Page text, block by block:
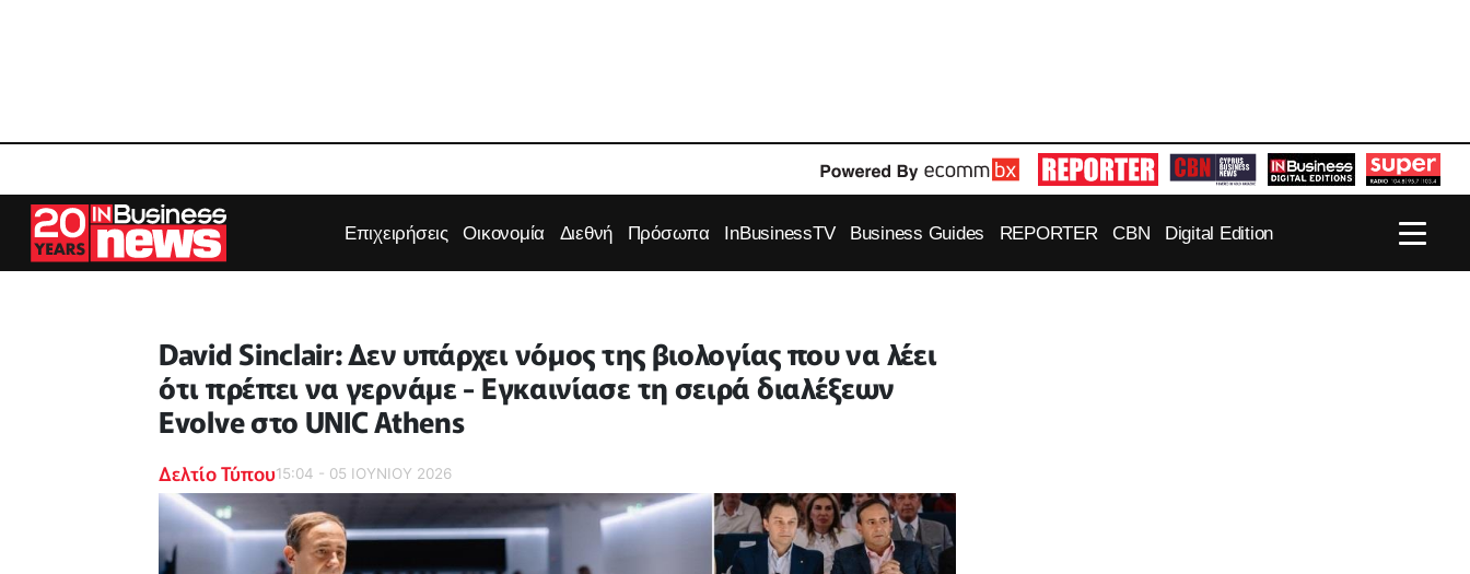
Επιχειρήσεις Οικονομία Διεθνή Πρόσωπα InBusinessTV Business Guides REPORTER CBN Digital Edition
David Sinclair: Δεν υπάρχει νόμος της βιολογίας που να λέει
ότι πρέπει να γερνάμε - Εγκαινίασε τη σειρά διαλέξεων
Evolve στο UNIC Athens
Δελτίο Τύπου15:04 - 05 ΙΟΥΝΙΟΥ 2026